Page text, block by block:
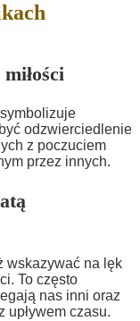
odzwierciedlenie
z poczuciem
przez innych.
wskazywać na lęk
To często
nas inni oraz
upływem czasu.